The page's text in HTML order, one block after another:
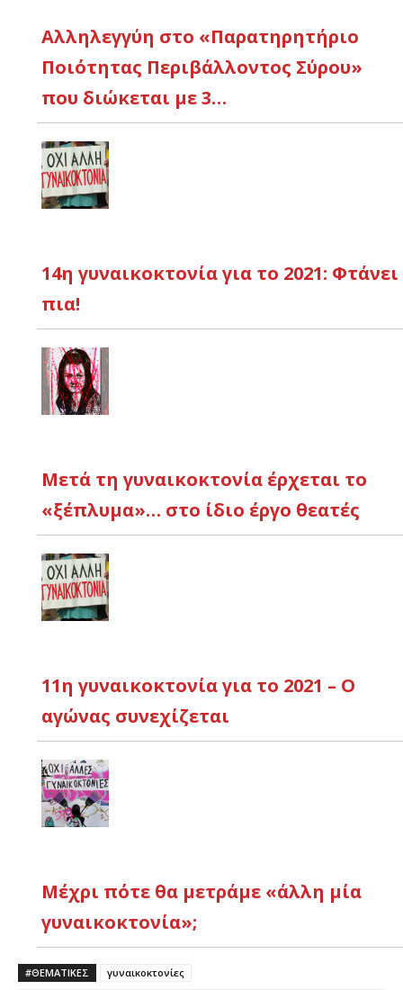
Αλληλεγγύη στο «Παρατηρητήριο
Ποιότητας Περιβάλλοντος Σύρου»
που διώκεται με 3…
14η γυναικοκτονία για το 2021: Φτάνει
πια!
Μετά τη γυναικοκτονία έρχεται το
«ξέπλυμα»… στο ίδιο έργο θεατές
11η γυναικοκτονία για το 2021 – Ο
αγώνας συνεχίζεται
Μέχρι πότε θα μετράμε «άλλη μία
γυναικοκτονία»;
#ΘΕΜΑΤΙΚΈΣ γυναικοκτονίες